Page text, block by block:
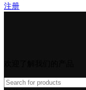
注册